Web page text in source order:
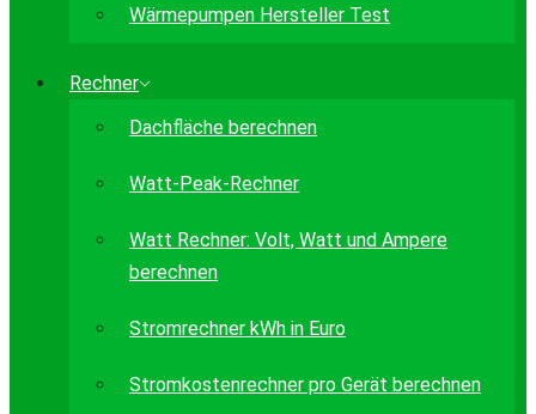
Wärmepumpen Hersteller Test
Rechner
Dachfläche berechnen
Watt-Peak-Rechner
Watt Rechner: Volt, Watt und Ampere
berechnen
Stromrechner kWh in Euro
Stromkostenrechner pro Gerät berechnen